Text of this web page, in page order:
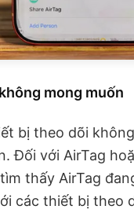
mong muốn
bị theo dõi
Đối với AirTag
thấy AirTag
các thiết bị